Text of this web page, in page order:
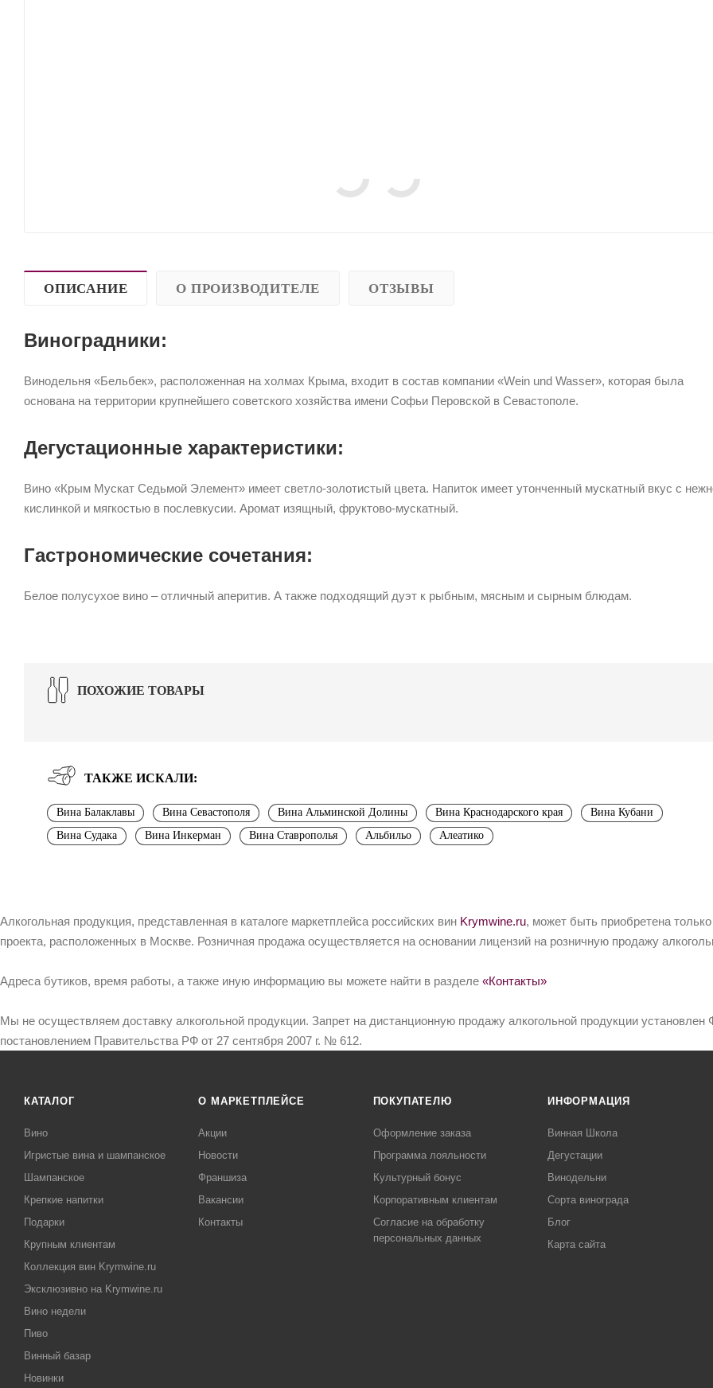
ОПИСАНИЕ О ПРОИЗВОДИТЕЛЕ ОТЗЫВЫ
Виноградники:
Винодельня «Бельбек», расположенная на холмах Крыма, входит в состав компании «Wein und Wasser», которая была
основана на территории крупнейшего советского хозяйства имени Софьи Перовской в Севастополе.
Дегустационные характеристики:
Вино «Крым Мускат Седьмой Элемент» имеет светло-золотистый цвета. Напиток имеет утонченный мускатный вкус с
кислинкой и мягкостью в послевкусии. Аромат изящный, фруктово-мускатный.
Гастрономические сочетания:
Белое полусухое вино – отличный аперитив. А также подходящий дуэт к рыбным, мясным и сырным блюдам.
ПОХОЖИЕ ТОВАРЫ
ТАКЖЕ ИСКАЛИ:
Вина Балаклавы Вина Севастополя Вина Альминской Долины Вина Краснодарского края
Вина Кубани
Вина Судака
Вина Инкерман Вина Ставрополья Альбильо Алеатико
Алкогольная продукция, представленная в каталоге маркетплейса российских вин Krymwine.ru, может быть приобретена
проекта, расположенных в Москве. Розничная продажа осуществляется на основании лицензий на розничную продажу
Адреса бутиков, время работы, а также иную информацию вы можете найти в разделе «Контакты»
Мы не осуществляем доставку алкогольной продукции. Запрет на дистанционную продажу алкогольной продукции
постановлением Правительства РФ от 27 сентября 2007 г. № 612.
КАТАЛОГ
Вино
Игристые вина и шампанское
Шампанское
Крепкие напитки
Подарки
Крупным клиентам
Коллекция вин Krymwine.ru
Эксклюзивно на Krymwine.ru
Вино недели
Пиво
Винный базар
Новинки
О МАРКЕТПЛЕЙСЕ
Акции
Новости
Франшиза
Вакансии
Контакты
ПОКУПАТЕЛЮ
Оформление заказа
Программа лояльности
Культурный бонус
Корпоративным клиентам
Согласие на обработку
персональных данных
ИНФОРМАЦИЯ
Винная Школа
Дегустации
Винодельни
Сорта винограда
Блог
Карта сайта